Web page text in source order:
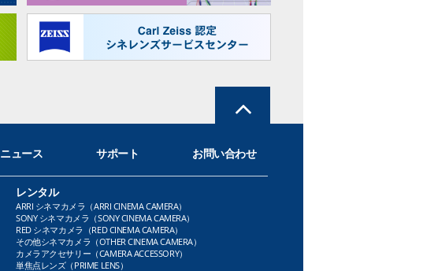
ニュース サポート お問い合わせ
レンタル
ARRI シネマカメラ（ARRI CINEMA CAMERA）
SONY シネマカメラ（SONY CINEMA CAMERA）
RED シネマカメラ（RED CINEMA CAMERA）
その他シネマカメラ（OTHER CINEMA CAMERA）
カメラアクセサリー（CAMERA ACCESSORY）
単焦点レンズ（PRIME LENS）